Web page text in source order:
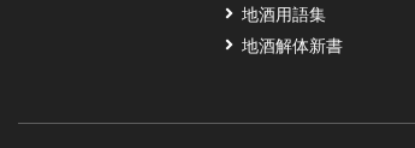
地酒用語集
地酒解体新書